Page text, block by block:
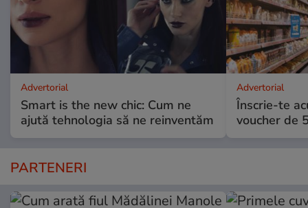
Advertorial
Smart is the new chic: Cum ne
ajută tehnologia să ne reinventăm
Advertorial
Înscrie-te
voucher de
PARTENERI